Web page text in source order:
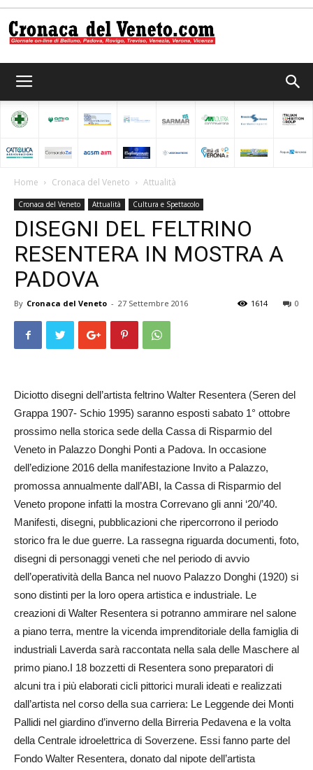
del
Veneto
Home Cronaca del Veneto Attualità
Cronaca del Veneto Attualità Cultura e Spettacolo
DISEGNI DEL FELTRINO
RESENTERA IN MOSTRA A
PADOVA
By Cronaca del Veneto - 27 Settembre 2016 0
1614
Diciotto disegni dell’artista feltrino Walter Resentera (Seren del
Grappa 1907- Schio 1995) saranno esposti sabato 1° ottobre
prossimo nella storica sede della Cassa di Risparmio del
Veneto in Palazzo Donghi Ponti a Padova. In occasione
dell’edizione 2016 della manifestazione Invito a Palazzo,
promossa annualmente dall’ABI, la Cassa di Risparmio del
Veneto propone infatti la mostra Correvano gli anni ‘20/’40.
Manifesti, disegni, pubblicazioni che ripercorrono il periodo
storico fra le due guerre. La rassegna riguarda documenti, foto,
disegni di personaggi veneti che nel periodo di avvio
dell’operatività della Banca nel nuovo Palazzo Donghi (1920) si
sono distinti per la loro opera artistica e industriale. Le
creazioni di Walter Resentera si potranno ammirare nel salone
a piano terra, mentre la vicenda imprenditoriale della famiglia di
industriali Laverda sarà raccontata nella sala delle Maschere al
primo piano.I 18 bozzetti di Resentera sono preparatori di
alcuni tra i più elaborati cicli pittorici murali ideati e realizzati
dall’artista nel corso della sua carriera: Le Leggende dei Monti
Pallidi nel giardino d’inverno della Birreria Pedavena e la volta
della Centrale idroelettrica di Soverzene. Essi fanno parte del
Fondo Walter Resentera, donato dal nipote dell’artista